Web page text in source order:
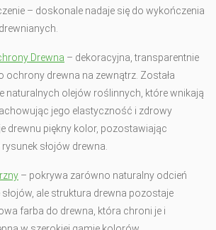
– doskonale nadaje się do wykończenia
Drewna – dekoracyjna, transparentnie
ochrony drewna na zewnątrz. Została
naturalnych olejów roślinnych, które wnikają
jego elastyczność i zdrowy
drewnu piękny kolor, pozostawiając
słojów drewna.
– pokrywa zarówno naturalny odcień
ale struktura drewna pozostaje
farba do drewna, która chroni je i